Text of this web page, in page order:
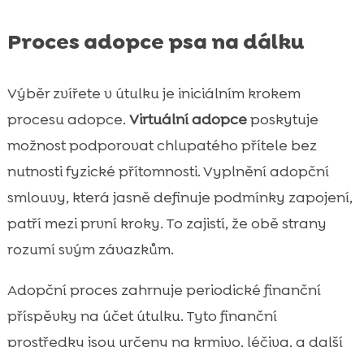
Proces adopce psa na dálku
Výběr zvířete v útulku je iniciálním krokem
procesu adopce. Virtuální adopceposkytuje
možnost podporovat chlupatého přítele bez
nutnosti fyzické přítomnosti. Vyplnění adopční
smlouvy, která jasně definuje podmínky zapojení,
patří mezi první kroky. To zajistí, že obě strany
rozumí svým závazkům.
Adopční proces zahrnuje periodické finanční
příspěvky na účet útulku. Tyto finanční
prostředky jsou určeny na krmivo, léčiva, a další